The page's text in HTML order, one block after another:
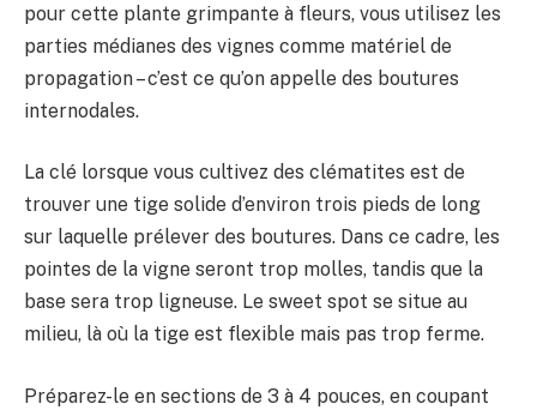
pour cette plante grimpante à fleurs, vous utilisez les
parties médianes des vignes comme matériel de
propagation – c’est ce qu’on appelle des boutures
internodales.
La clé lorsque vous cultivez des clématites est de
trouver une tige solide d’environ trois pieds de long
sur laquelle prélever des boutures. Dans ce cadre, les
pointes de la vigne seront trop molles, tandis que la
base sera trop ligneuse. Le sweet spot se situe au
milieu, là où la tige est flexible mais pas trop ferme.
Préparez-le en sections de 3 à 4 pouces, en coupant